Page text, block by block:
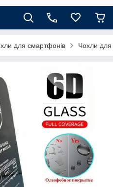
для смартфонів Чохли